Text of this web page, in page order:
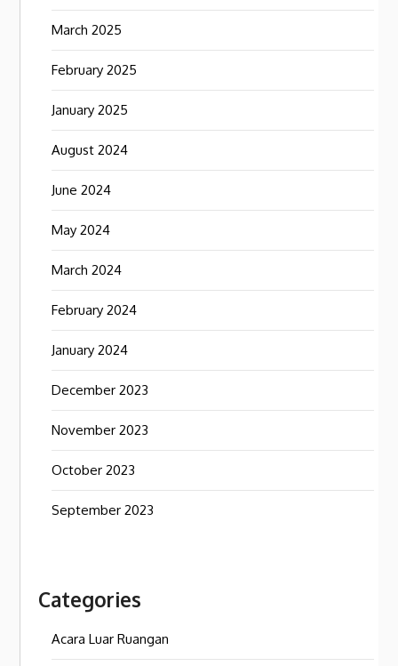
March 2025
February 2025
January 2025
August 2024
June 2024
May 2024
March 2024
February 2024
January 2024
December 2023
November 2023
October 2023
September 2023
Categories
Acara Luar Ruangan